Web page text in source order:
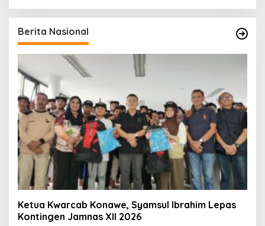
Berita Nasional
Ketua Kwarcab Konawe, Syamsul Ibrahim Lepas
Kontingen Jamnas XII 2026